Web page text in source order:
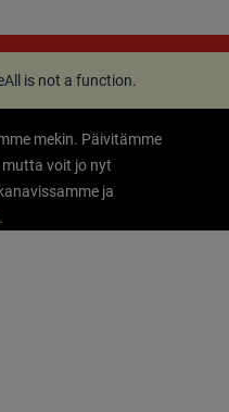
is not a
is not a function.
mekin. Päivitämme
voit jo nyt
ja
.